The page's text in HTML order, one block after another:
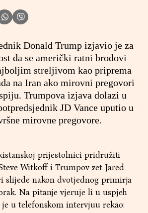
Donald Trump izjavio je za
da se američki ratni brodovi
streljivom kao priprema
na Iran ako mirovni pregovori
Trumpova izjava dolazi u
JD Vance uputio u
mirovne pregovore.
prijestolnici pridružiti
Witkoff i Trumpov zet Jared
slijede nakon dvotjednog primirja
Na pitanje vjeruje li u uspjeh
u telefonskom intervjuu rekao: